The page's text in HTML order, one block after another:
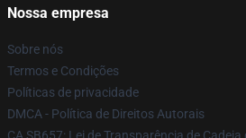
Nossa empresa
Sobre nós
Termos e Condições
Políticas de privacidade
DMCA - Política de Direitos Autorais